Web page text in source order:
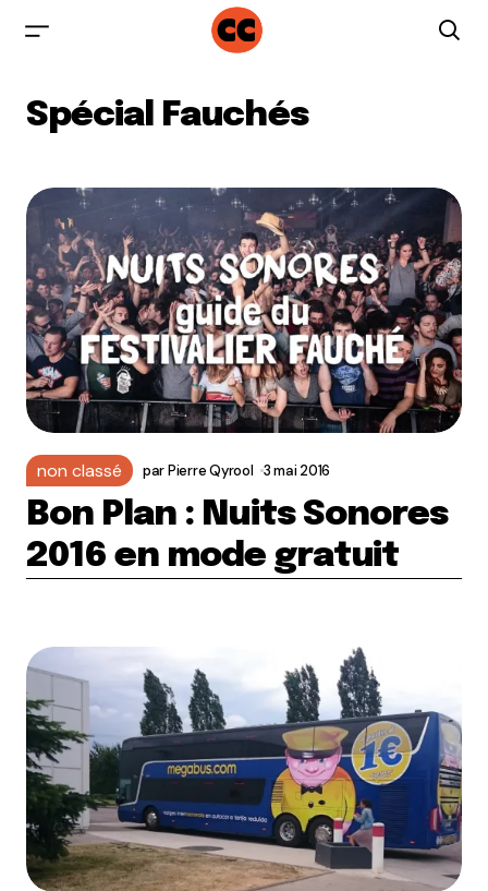
Spécial Fauchés
non classé parPierre Qyrool 3 mai 2016
Bon Plan : Nuits Sonores
2016 en mode gratuit